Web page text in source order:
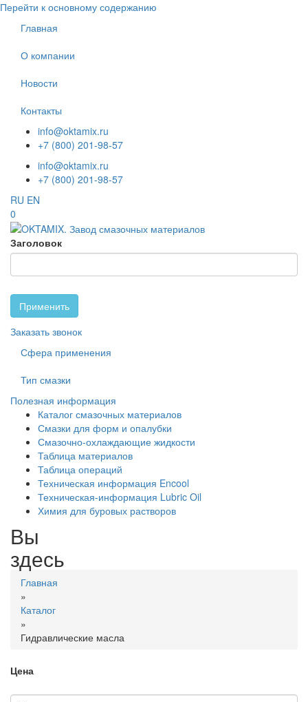
Перейти к основному содержанию
Главная
О компании
Новости
Контакты
info@oktamix.ru
+7 (800) 201-98-57
info@oktamix.ru
+7 (800) 201-98-57
RU EN
0
Заголовок
Применить
Заказать звонок
Сфера применения
Тип смазки
Полезная информация
Каталог смазочных материалов
Смазки для форм и опалубки
Смазочно-охлаждающие жидкости
Таблица материалов
Таблица операций
Техническая информация Encool
Техническая-информация Lubric Oil
Химия для буровых растворов
Вы
здесь
Главная
»
Каталог
»
Гидравлические масла
Цена